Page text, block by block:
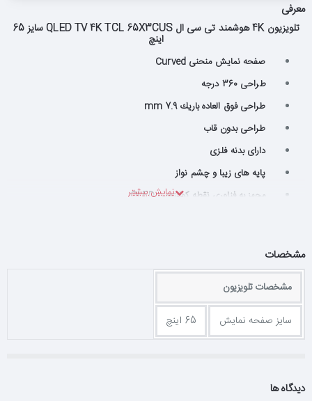
معرفی
تلویزیون 4K هوشمند تی سی ال QLED TV 4K TCL 65X3CUS سایز 65
اینچ
صفحه نمایش منحنی Curved
طراحی 360 درجه
طراحی فوق العاده باریك 7.9 mm
طراحی بدون قاب
دارای بدنه فلزی
پایه های زیبا و چشم نواز
مجهز به فناوری نقطه كوانتومی QLED
دارای قابلیت Micro Dimming
فناوری سیستم صوتی harman /Kardon
مجهز به اسپیكرهای جلو Front speaker
سیستم صوتی فراگیر DTS , Dolby Audio ,
دارای 16 گیگابایت حافظه داخلی
مشخصات
مشخصات تلویزیون
سایز صفحه نمایش
65 اینچ
دیدگاه ها